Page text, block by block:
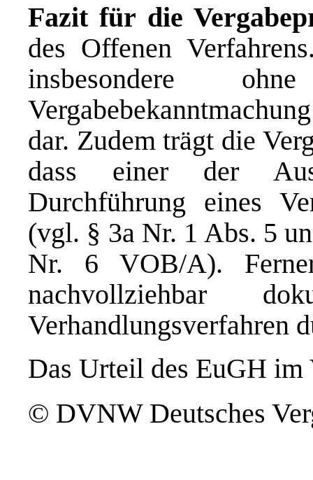
Fazit für die
des Offenen
insbesondere
dar. Zudem trägt die
dass einer der
Durchführung eines
(vgl. § 3a Nr. 1 Abs. 5
Nr. 6 VOB/A).
nachvollziehbar
Verhandlungsverfahren
Das Urteil des EuGH